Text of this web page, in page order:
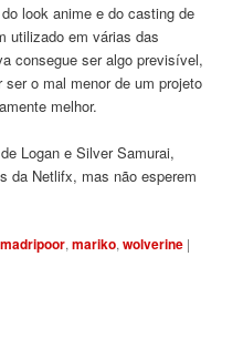
look anime e do casting de
utilizado em várias das
consegue ser algo previsível,
o mal menor de um projeto
melhor.
Logan e Silver Samurai,
da Netlifx, mas não esperem
madripoor,mariko,wolverine |